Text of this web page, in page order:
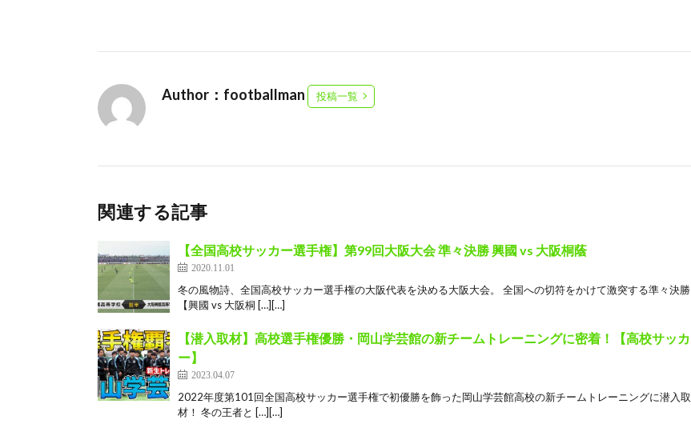
Author：footballman 投稿一覧
関連する記事
【全国高校サッカー選手権】第99回大阪大会 準々決勝 興國 vs 大阪桐蔭
2020.11.01
冬の風物詩、全国高校サッカー選手権の大阪代表を決める大阪大会。 全国への切符をかけて激突する準々決勝
【興國 vs 大阪桐 […][…]
【潜入取材】高校選手権優勝・岡山学芸館の新チームトレーニングに密着！【高校サッカ
ー】
2023.04.07
2022年度第101回全国高校サッカー選手権で初優勝を飾った岡山学芸館高校の新チームトレーニングに潜入取
材！ 冬の王者と […][…]